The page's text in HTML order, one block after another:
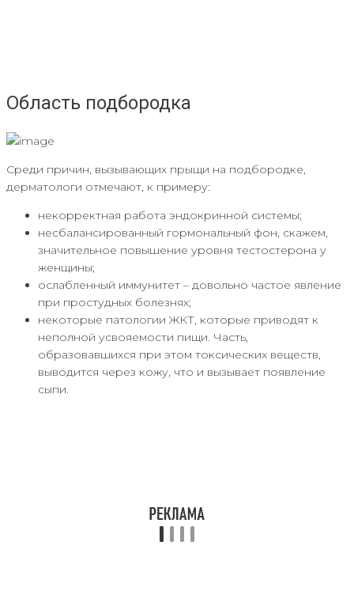
Область подбородка
Среди причин, вызывающих прыщи на подбородке,
дерматологи отмечают, к примеру:
некорректная работа эндокринной системы;
несбалансированный гормональный фон, скажем,
значительное повышение уровня тестостерона у
женщины;
ослабленный иммунитет – довольно частое явление
при простудных болезнях;
некоторые патологии ЖКТ, которые приводят к
неполной усвояемости пищи. Часть,
образовавшихся при этом токсических веществ,
выводится через кожу, что и вызывает появление
сыпи.